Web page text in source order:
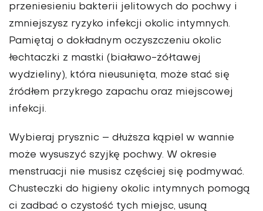
przeniesieniu bakterii jelitowych do pochwy i
zmniejszysz ryzyko infekcji okolic intymnych.
Pamiętaj o dokładnym oczyszczeniu okolic
łechtaczki z mastki (białawo-żółtawej
wydzieliny), która nieusunięta, może stać się
źródłem przykrego zapachu oraz miejscowej
infekcji.
Wybieraj prysznic – dłuższa kąpiel w wannie
może wysuszyć szyjkę pochwy. W okresie
menstruacji nie musisz częściej się podmywać.
Chusteczki do higieny okolic intymnych pomogą
ci zadbać o czystość tych miejsc, usuną